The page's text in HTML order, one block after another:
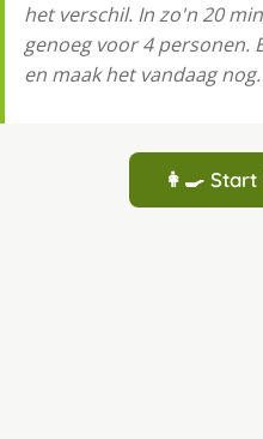
het verschil. In zo'n 20
genoeg voor 4 personen.
en maak het vandaag nog.
👩‍🍳